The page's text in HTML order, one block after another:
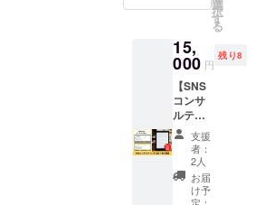
かねま
す。 ※
掲載期
間は
2022年
12月か
ら1年間
です。
にて打
せてい
ただき
ます。
※ネット
ワーク
販売や
企業イ
メージ
が相違
する場
合等、
うじが
ツイー
トで1ヶ
月間あ
なたの
紹介や
告知を
お手伝
いしま
す。
https://t
witter.c
選
択
す
る
15,
000 円
残り8
【SNS
コンサ
ルティ
ング(1
回)＋電
子書
籍】 ひ
まわり
コーチ
支援
者：
2人
お届
け予
定：